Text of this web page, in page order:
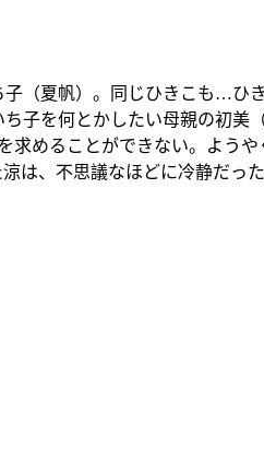
子（夏帆）。同じひきこも…ひ
子を何とかしたい母親の初
求めることができない。よう
は、不思議なほどに冷静だ